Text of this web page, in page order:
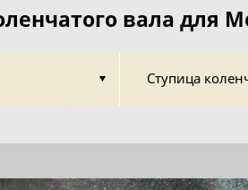
вала для
Ступица